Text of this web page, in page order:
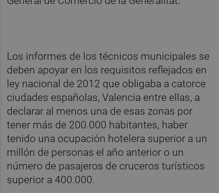
Los informes de los técnicos municipales se
deben apoyar en los requisitos reflejados en
ley nacional de 2012 que obligaba a catorce
ciudades españolas, Valencia entre ellas, a
declarar al menos una de esas zonas por
tener más de 200.000 habitantes, haber
tenido una ocupación hotelera superior a un
millón de personas el año anterior o un
número de pasajeros de cruceros turísticos
superior a 400.000.